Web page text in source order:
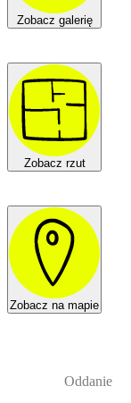
Zobacz galerię
Zobacz rzut
Zobacz na mapie
Oddanie